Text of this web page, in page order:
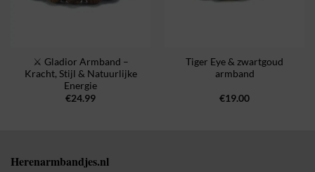
⚔️ Gladior Armband –
Kracht, Stijl & Natuurlijke
Energie
€24.99
Tiger Eye & zwartgoud
armband
€19.00
Herenarmbandjes.nl